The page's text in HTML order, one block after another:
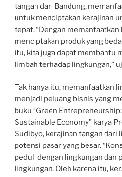
tangan dari Bandung,
untuk menciptakan kerajinan
tepat. “Dengan
menciptakan produk yang
itu, kita juga dapat membantu
limbah terhadap lingkungan,”
Tak hanya itu, memanfaatkan
menjadi peluang bisnis yang
buku “Green
Sustainable Economy” karya
Sudibyo, kerajinan tangan dari
potensi pasar yang besar.
peduli dengan lingkungan dan
lingkungan. Oleh karena itu,